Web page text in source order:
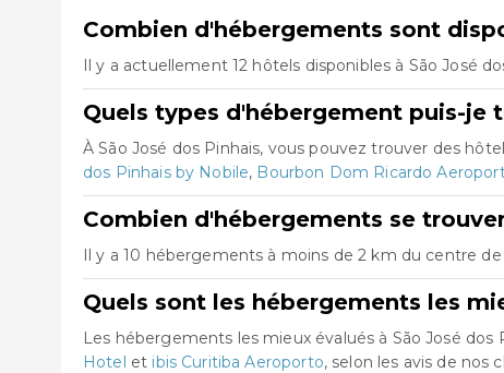
Combien d'hébergements sont
Il y a actuellement 12 hôtels disponibles à São José
Quels types d'hébergement puis-je
À São José dos Pinhais, vous pouvez trouver des
dos Pinhais by Nobile, Bourbon Dom Ricardo
Combien d'hébergements se
Il y a 10 hébergements à moins de 2 km du centre
Quels sont les hébergements les
Les hébergements les mieux évalués à São José dos
Hotel et ibis Curitiba Aeroporto, selon les avis de nos